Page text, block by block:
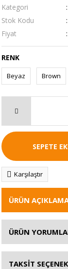
Kategori
Stok Kodu
Fiyat
RENK
Beyaz Brown
SEPETE
Karşılaştır
ÜRÜN
ÜRÜN
TAKSİT